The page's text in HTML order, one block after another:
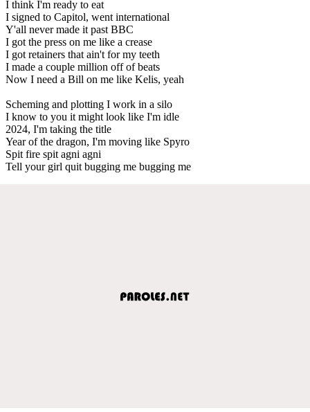
I think I'm ready to eat
I signed to Capitol, went international
Y'all never made it past BBC
I got the press on me like a crease
I got retainers that ain't for my teeth
I made a couple million off of beats
Now I need a Bill on me like Kelis, yeah
Scheming and plotting I work in a silo
I know to you it might look like I'm idle
2024, I'm taking the title
Year of the dragon, I'm moving like Spyro
Spit fire spit agni agni
Tell your girl quit bugging me bugging me